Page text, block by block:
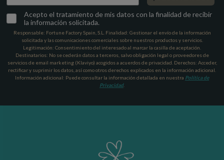
Acepto el tratamiento de mis datos con la finalidad de recibir
la información solicitada.
Responsable: Fortune Factory Spain, S.L. Finalidad: Gestionar el envío de la información
solicitada y las comunicaciones comerciales sobre nuestros productos y servicios.
Legitimación: Consentimiento del interesado al marcar la casilla de aceptación.
Destinatarios: No se cederán datos a terceros, salvo obligación legal o proveedores de
servicios de email marketing (Klaviyo) acogidos a acuerdos de privacidad. Derechos: Acceder,
rectificar y suprimir los datos, así como otros derechos explicados en la información adicional.
Información adicional: Puede consultar la información detallada en nuestra Política de
Privacidad.